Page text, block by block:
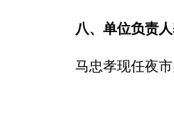
八、单位负责
马忠孝现任夜